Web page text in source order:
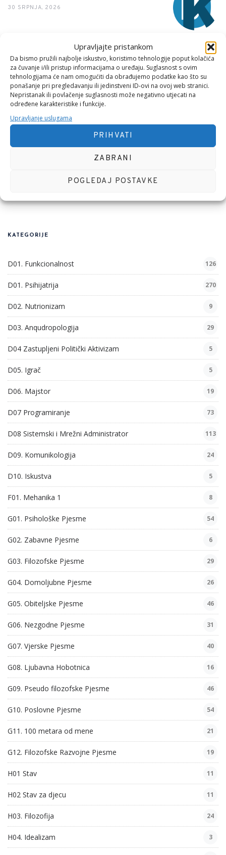
Upravljajte pristankom
Da bismo pružili najbolje iskustvo, koristimo tehnologije poput kolačića
za čuvanje i/ili pristup informacijama o uređaju. Suglasnost s ovim
tehnologijama će nam omogućiti da obrađujemo podatke kao što su
ponašanje pri pregledavanju ili jedinstveni ID-ovi na ovoj web stranici.
Nepristanak ili povlačenje suglasnosti može negativno utjecati na
određene karakteristike i funkcije.
Upravljanje uslugama
PRIHVATI
ZABRANI
POGLEDAJ POSTAVKE
30 SRPNJA, 2026
Interaktivni odnos politike (države) i
privatnog sektora
11 SRPNJA, 2026
S DIJELOM EVANĐELJA
KATEGORIJE
D01. Funkcionalnost 126
D01. Psihijatrija 270
D02. Nutrionizam 9
D03. Anqudropologija 29
D04 Zastupljeni Politički Aktivizam 5
D05. Igrač 5
D06. Majstor 19
D07 Programiranje 73
D08 Sistemski i Mrežni Administrator 113
D09. Komunikologija 24
D10. Iskustva 5
F01. Mehanika 1 8
G01. Psihološke Pjesme 54
G02. Zabavne Pjesme 6
G03. Filozofske Pjesme 29
G04. Domoljubne Pjesme 26
G05. Obiteljske Pjesme 46
G06. Nezgodne Pjesme 31
G07. Vjerske Pjesme 40
G08. Ljubavna Hobotnica 16
G09. Pseudo filozofske Pjesme 46
G10. Poslovne Pjesme 54
G11. 100 metara od mene 21
G12. Filozofske Razvojne Pjesme 19
H01 Stav 11
H02 Stav za djecu 11
H03. Filozofija 24
H04. Idealizam 3